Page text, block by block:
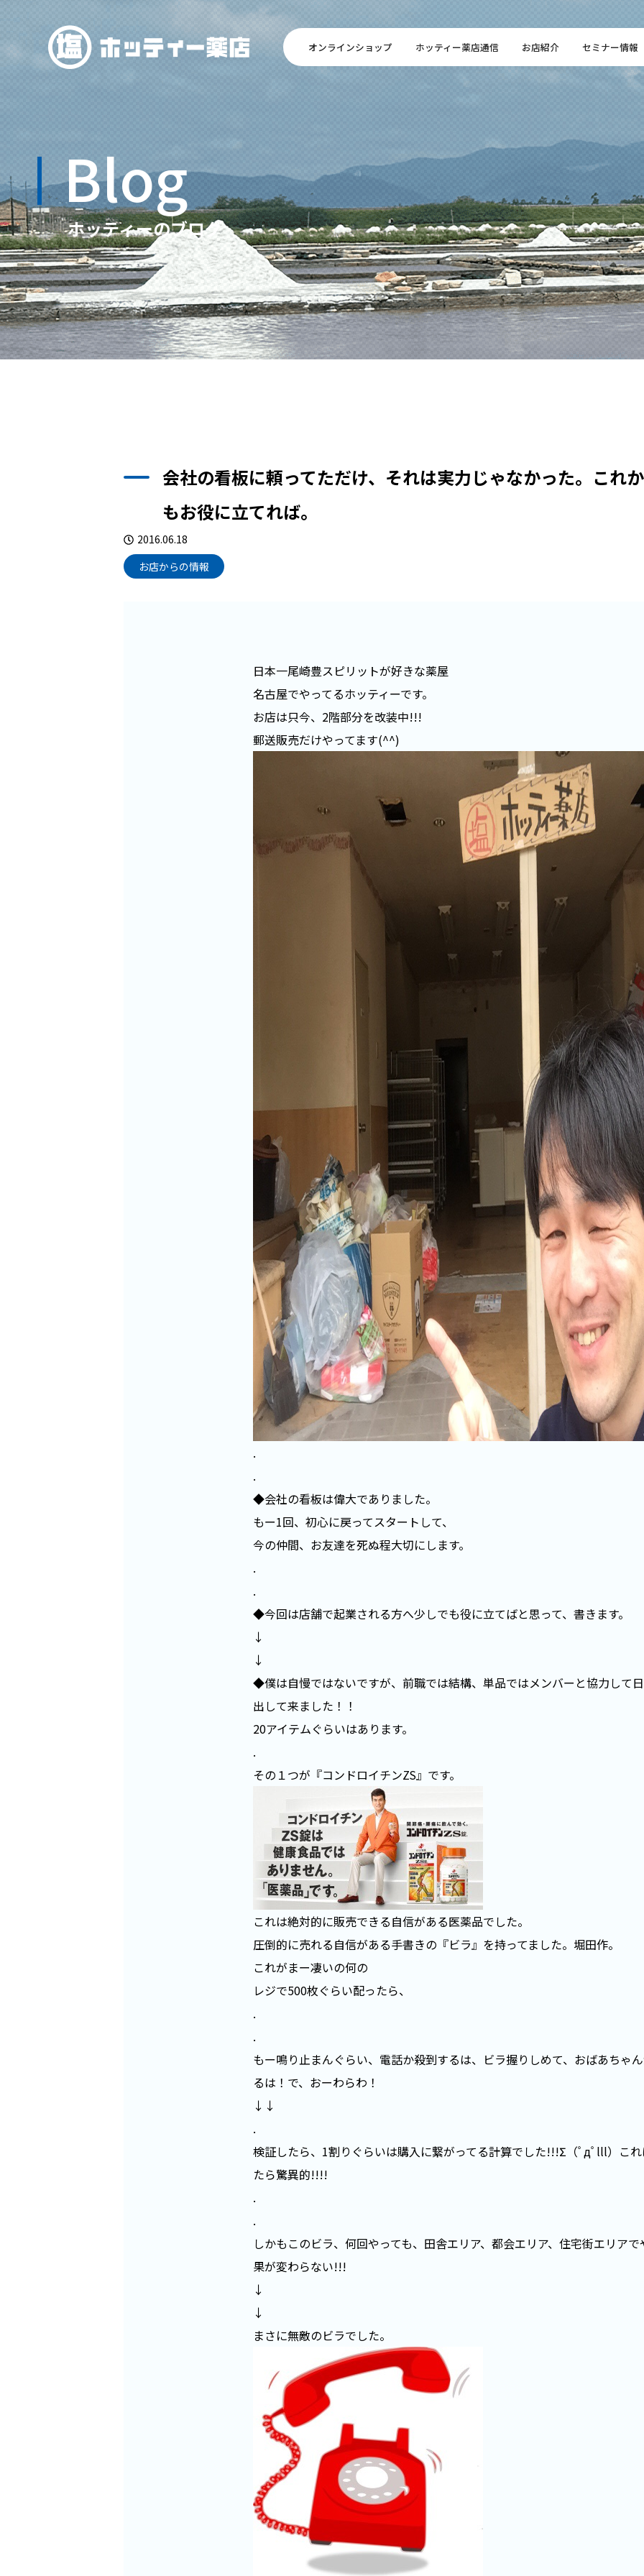
オンラインショップ ホッティー薬店通信 お店紹介 セミナー情報
Blog
ホッティーのブログ
会社の看板に頼ってただけ、それは実力じゃなかった。これ
もお役に立てれば。
2016.06.18
お店からの情報
日本一尾崎豊スピリットが好きな薬屋
名古屋でやってるホッティーです。
お店は只今、2階部分を改装中!!!
郵送販売だけやってます(^^)
.
.
◆会社の看板は偉大でありました。
もー1回、初心に戻ってスタートして、
今の仲間、お友達を死ぬ程大切にします。
.
.
◆今回は店舗で起業される方へ少しでも役に立てばと思って、書きます。
↓
↓
◆僕は自慢ではないですが、前職では結構、単品ではメンバーと協力して
出して来ました！！
20アイテムぐらいはあります。
.
その１つが『コンドロイチンZS』です。
これは絶対的に販売できる自信がある医薬品でした。
圧倒的に売れる自信がある手書きの『ビラ』を持ってました。堀田作。
これがまー凄いの何の
レジで500枚ぐらい配ったら、
.
.
もー鳴り止まんぐらい、電話か殺到するは、ビラ握りしめて、おばあちゃ
るは！で、おーわらわ！
↓↓
.
検証したら、1割りぐらいは購入に繋がってる計算でした!!!Σ（ﾟдﾟlll）こ
たら驚異的!!!!
.
.
しかもこのビラ、何回やっても、田舎エリア、都会エリア、住宅街エリアで
果が変わらない!!!
↓
↓
まさに無敵のビラでした。